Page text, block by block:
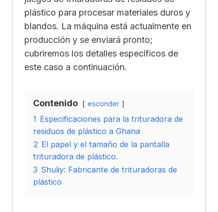
plástico para procesar materiales duros y
blandos. La máquina está actualmente en
producción y se enviará pronto;
cubriremos los detalles específicos de
este caso a continuación.
Contenido esconder
1 Especificaciones para la trituradora de
residuos de plástico a Ghana
2 El papel y el tamaño de la pantalla
trituradora de plástico.
3 Shuliy: Fabricante de trituradoras de
plástico